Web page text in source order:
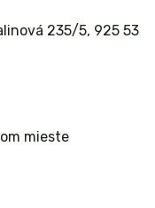
235/5, 925 53
mieste